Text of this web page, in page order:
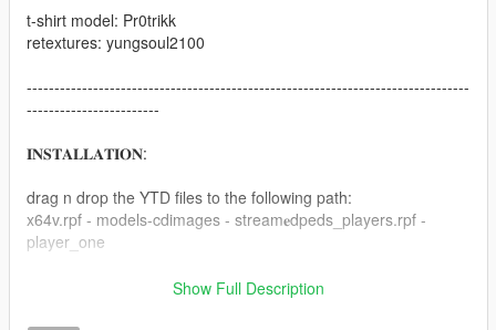
t-shirt model: Pr0trikk
retextures: yungsoul2100
--------------------------------------------------------------------------------
------------------------
𝐈𝐍𝐒𝐓𝐀𝐋𝐋𝐀𝐓𝐈𝐎𝐍:
drag n drop the YTD files to the following path:
x64v.rpf - models-cdimages - stream𝐞dpeds_players.rpf -
player_one
recommended to use with EMFsingleplayer.
Show Full Description